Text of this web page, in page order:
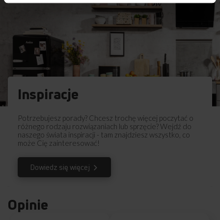
dotychczas. Najnowsze technologie w nowym kształcie –
dla jakości pieczenia, jakiej jeszcze nie było! Na co dzień
Inspiracje
Potrzebujesz porady? Chcesz trochę więcej poczytać o
różnego rodzaju rozwiązaniach lub sprzęcie? Wejdź do
naszego świata inspiracji - tam znajdziesz wszystko, co
może Cię zainteresować!
Dowiedz się więcej
Opinie